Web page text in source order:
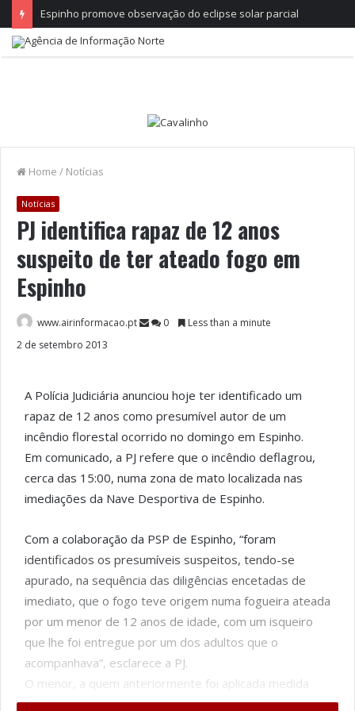
Espinho promove observação do eclipse solar parcial
Home / Notícias
Notícias
PJ identifica rapaz de 12 anos
suspeito de ter ateado fogo em
Espinho
www.airinformacao.pt 0
Less than a minute
2 de setembro 2013
A Polícia Judiciária anunciou hoje ter identificado um
rapaz de 12 anos como presumível autor de um
incêndio florestal ocorrido no domingo em Espinho.
Em comunicado, a PJ refere que o incêndio deflagrou,
cerca das 15:00, numa zona de mato localizada nas
imediações da Nave Desportiva de Espinho.
Com a colaboração da PSP de Espinho, “foram
identificados os presumíveis suspeitos, tendo-se
apurado, na sequência das diligências encetadas de
imediato, que o fogo teve origem numa fogueira ateada
por um menor de 12 anos de idade, com um isqueiro
que lhe foi entregue por um dos adultos que o
acompanhava”, esclarece a PJ.
O menor, a quem anteriormente foi aplicada medida
tutelar, vai agora responder em processo autónomo,